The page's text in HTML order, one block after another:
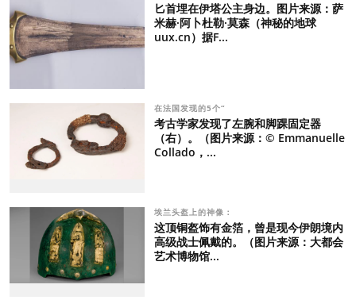
匕首埋在伊塔公主身边。图片来源：萨
米赫·阿卜杜勒·莫森（神秘的地球
uux.cn）据F...
在法国发现的5个“
考古学家发现了左腕和脚踝固定器
（右）。（图片来源：© Emmanuelle
Collado，...
埃兰头盔上的神像：
这顶铜盔饰有金箔，曾是现今伊朗境内
高级战士佩戴的。（图片来源：大都会
艺术博物馆...